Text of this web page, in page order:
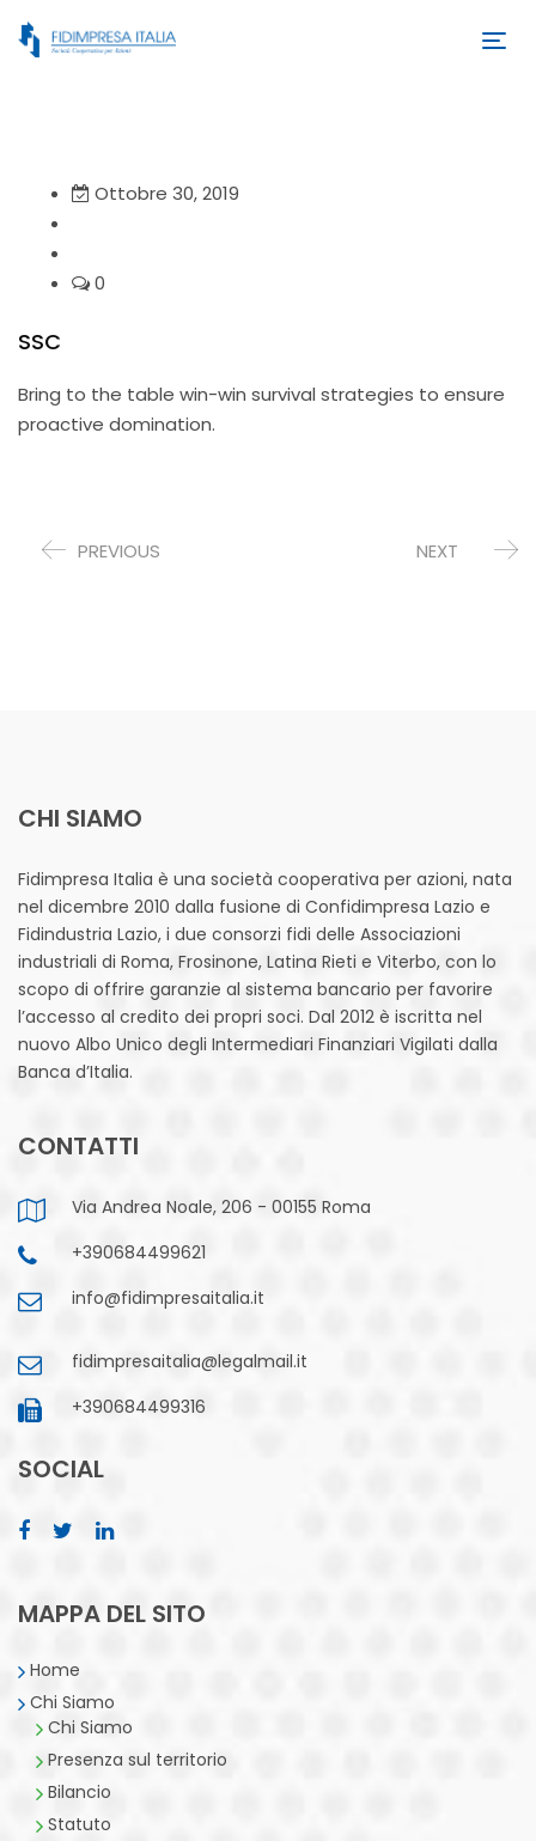
Ottobre 30, 2019
0
SSC
Bring to the table win-win survival strategies to ensure
proactive domination.
PREVIOUS NEXT
CHI SIAMO
Fidimpresa Italia è una società cooperativa per azioni, nata
nel dicembre 2010 dalla fusione di Confidimpresa Lazio e
Fidindustria Lazio, i due consorzi fidi delle Associazioni
industriali di Roma, Frosinone, Latina Rieti e Viterbo, con lo
scopo di offrire garanzie al sistema bancario per favorire
l’accesso al credito dei propri soci. Dal 2012 è iscritta nel
nuovo Albo Unico degli Intermediari Finanziari Vigilati dalla
Banca d’Italia.
CONTATTI
Via Andrea Noale, 206 - 00155 Roma
+390684499621
info@fidimpresaitalia.it
fidimpresaitalia@legalmail.it
+390684499316
SOCIAL
MAPPA DEL SITO
Home
Chi Siamo
Chi Siamo
Presenza sul territorio
Bilancio
Statuto